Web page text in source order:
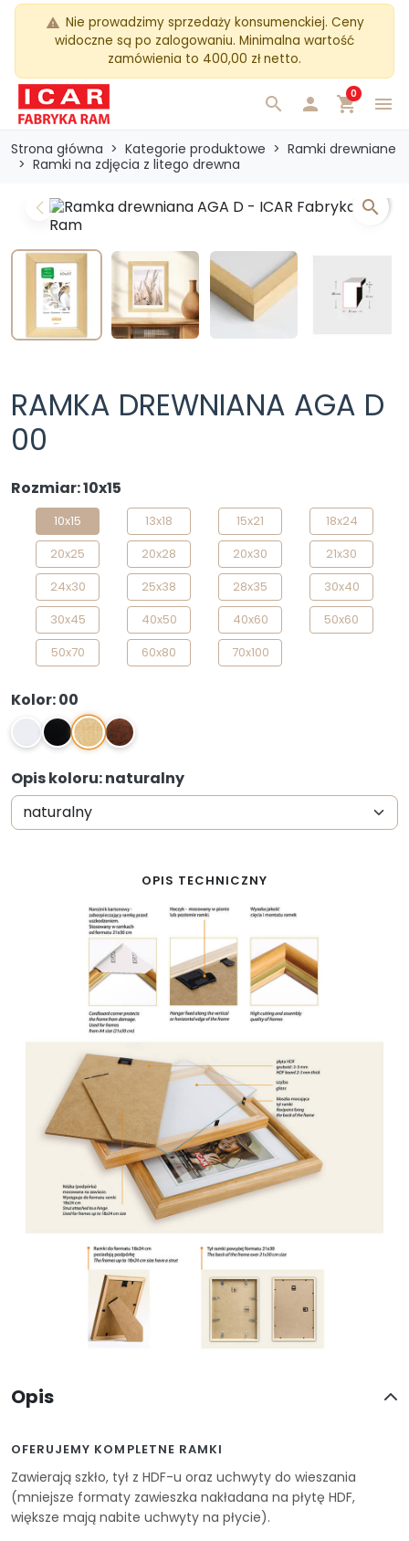
warning Nie prowadzimy sprzedaży konsumenckiej. Ceny
widoczne są po zalogowaniu. Minimalna wartość
zamówienia to 400,00 zł netto.
menu
search  shopping_cart
0
Strona główna Kategorie produktowe
Ramki drewniane
Ramki na zdjęcia z litego drewna
Previous Next
search
RAMKA DREWNIANA AGA D
00
Rozmiar: 10x15
10x15 13x18 15x21
18x24
20x25
20x28 20x30
21x30
24x30
25x38 28x35
30x40
30x45
40x50 40x60
50x60
50x70
60x80 70x100
Kolor: 00
2 00 03
Opis koloru: naturalny
OPIS TECHNICZNY
Opis
OFERUJEMY KOMPLETNE RAMKI
Zawierają szkło, tył z HDF-u oraz uchwyty do wieszania
(mniejsze formaty zawieszka nakładana na płytę HDF,
większe mają nabite uchwyty na płycie).